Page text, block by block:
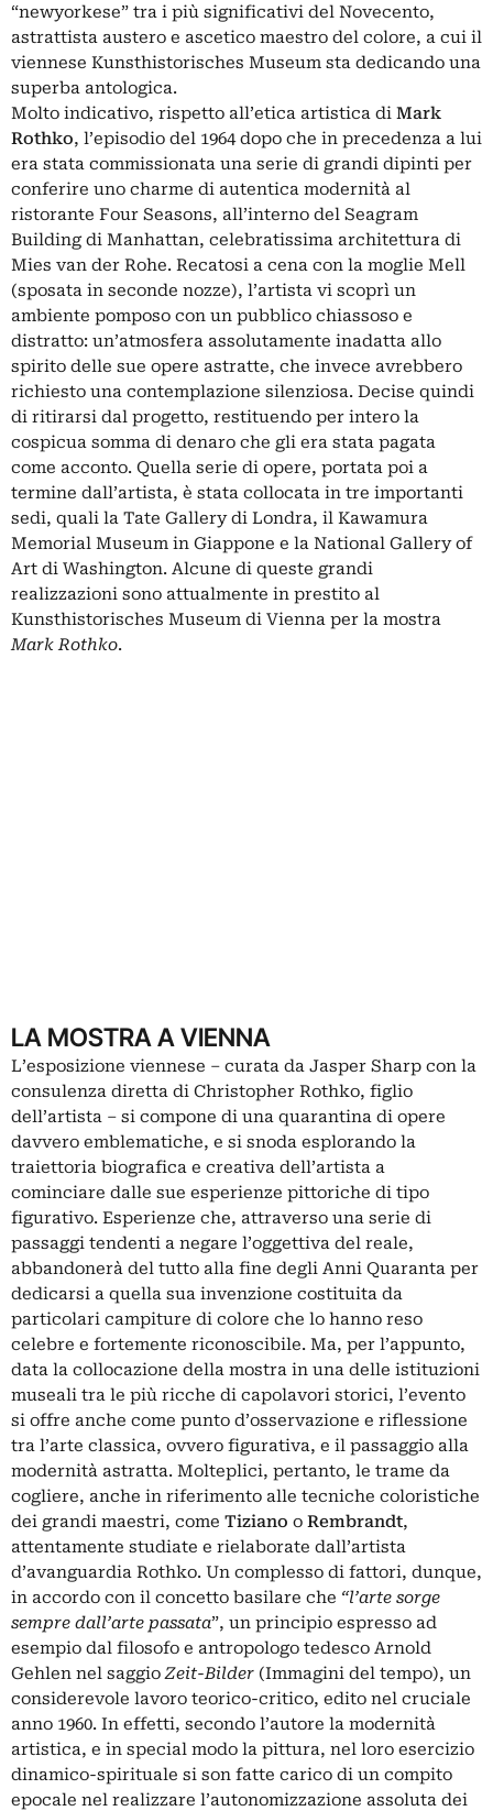
“newyorkese” tra i più significativi del Novecento,
astrattista austero e ascetico maestro del colore, a cui il
viennese Kunsthistorisches Museum sta dedicando una
superba antologica.
Molto indicativo, rispetto all’etica artistica di Mark
Rothko, l’episodio del 1964 dopo che in precedenza a lui
era stata commissionata una serie di grandi dipinti per
conferire uno charme di autentica modernità al
ristorante Four Seasons, all’interno del Seagram
Building di Manhattan, celebratissima architettura di
Mies van der Rohe. Recatosi a cena con la moglie Mell
(sposata in seconde nozze), l’artista vi scoprì un
ambiente pomposo con un pubblico chiassoso e
distratto: un’atmosfera assolutamente inadatta allo
spirito delle sue opere astratte, che invece avrebbero
richiesto una contemplazione silenziosa. Decise quindi
di ritirarsi dal progetto, restituendo per intero la
cospicua somma di denaro che gli era stata pagata
come acconto. Quella serie di opere, portata poi a
termine dall’artista, è stata collocata in tre importanti
sedi, quali la Tate Gallery di Londra, il Kawamura
Memorial Museum in Giappone e la National Gallery of
Art di Washington. Alcune di queste grandi
realizzazioni sono attualmente in prestito al
Kunsthistorisches Museum di Vienna per la mostra
Mark Rothko.
LA MOSTRA A VIENNA
L’esposizione viennese – curata da Jasper Sharp con la
consulenza diretta di Christopher Rothko, figlio
dell’artista – si compone di una quarantina di opere
davvero emblematiche, e si snoda esplorando la
traiettoria biografica e creativa dell’artista a
cominciare dalle sue esperienze pittoriche di tipo
figurativo. Esperienze che, attraverso una serie di
passaggi tendenti a negare l’oggettiva del reale,
abbandonerà del tutto alla fine degli Anni Quaranta per
dedicarsi a quella sua invenzione costituita da
particolari campiture di colore che lo hanno reso
celebre e fortemente riconoscibile. Ma, per l’appunto,
data la collocazione della mostra in una delle istituzioni
museali tra le più ricche di capolavori storici, l’evento
si offre anche come punto d’osservazione e riflessione
tra l’arte classica, ovvero figurativa, e il passaggio alla
modernità astratta. Molteplici, pertanto, le trame da
cogliere, anche in riferimento alle tecniche coloristiche
dei grandi maestri, come Tiziano o Rembrandt,
attentamente studiate e rielaborate dall’artista
d’avanguardia Rothko. Un complesso di fattori, dunque,
in accordo con il concetto basilare che “l’arte sorge
sempre dall’arte passata”, un principio espresso ad
esempio dal filosofo e antropologo tedesco Arnold
Gehlen nel saggio Zeit-Bilder (Immagini del tempo), un
considerevole lavoro teorico-critico, edito nel cruciale
anno 1960. In effetti, secondo l’autore la modernità
artistica, e in special modo la pittura, nel loro esercizio
dinamico-spirituale si son fatte carico di un compito
epocale nel realizzare l’autonomizzazione assoluta dei